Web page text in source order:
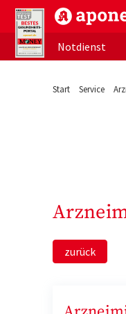
aponet.de -
Notdienst
Start Service
zurück